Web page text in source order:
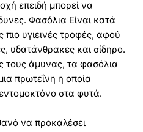
επειδή μπορεί να
Φασόλια Είναι κατά
πιο υγιεινές τροφές, αφού
υδατάνθρακες και σίδηρο.
τους άμυνας, τα φασόλια
πρωτεΐνη η οποία
στα φυτά.
να προκαλέσει